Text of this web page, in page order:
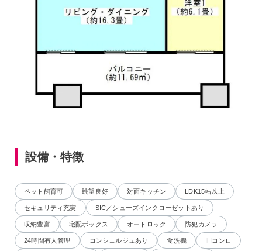
設備・特徴
ペット飼育可 眺望良好 対面キッチン LDK15帖以上
セキュリティ充実 SIC／シューズインクローゼットあり
収納豊富 宅配ボックス オートロック 防犯カメラ
24時間有人管理 コンシェルジュあり 食洗機 IHコンロ